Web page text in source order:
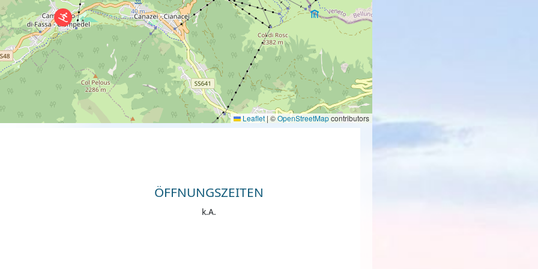
Leaflet|©OpenStreetMapcontributors
ÖFFNUNGSZEITEN
k.A.